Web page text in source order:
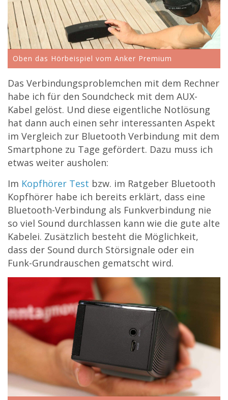
Oben das Hörbeispiel vom Anker Premium
Das Verbindungsproblemchen mit dem Rechner
habe ich für den Soundcheck mit dem AUX-
Kabel gelöst. Und diese eigentliche Notlösung
hat dann auch einen sehr interessanten Aspekt
im Vergleich zur Bluetooth Verbindung mit dem
Smartphone zu Tage gefördert. Dazu muss ich
etwas weiter ausholen:
Im Kopfhörer Test bzw. im Ratgeber Bluetooth
Kopfhörer habe ich bereits erklärt, dass eine
Bluetooth-Verbindung als Funkverbindung nie
so viel Sound durchlassen kann wie die gute alte
Kabelei. Zusätzlich besteht die Möglichkeit,
dass der Sound durch Störsignale oder ein
Funk-Grundrauschen gematscht wird.